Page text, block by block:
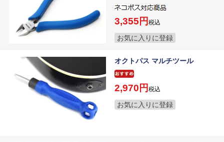
3,355 税込
お気に入りに登録
オクトパス マルチツール
2,970 税込
お気に入りに登録